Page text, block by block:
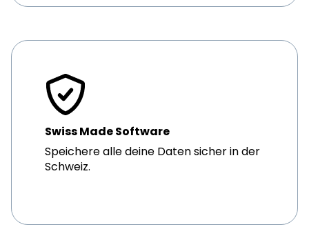
Swiss Made Software
Speichere alle deine Daten sicher in der
Schweiz.